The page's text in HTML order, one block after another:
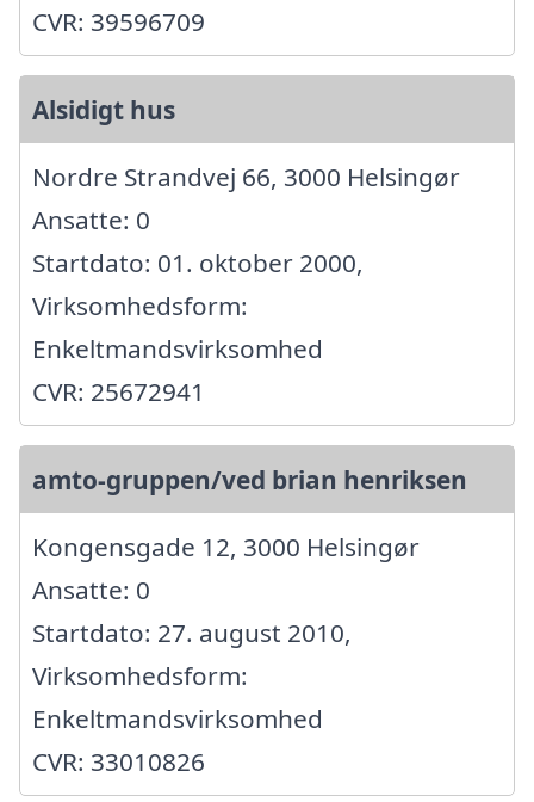
CVR: 39596709
Alsidigt hus
Nordre Strandvej 66, 3000 Helsingør
Ansatte: 0
Startdato: 01. oktober 2000,
Virksomhedsform:
Enkeltmandsvirksomhed
CVR: 25672941
amto-gruppen/ved brian henriksen
Kongensgade 12, 3000 Helsingør
Ansatte: 0
Startdato: 27. august 2010,
Virksomhedsform:
Enkeltmandsvirksomhed
CVR: 33010826